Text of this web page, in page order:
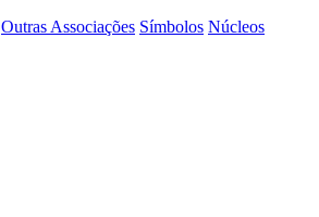
Outras Associações Símbolos Núcleos